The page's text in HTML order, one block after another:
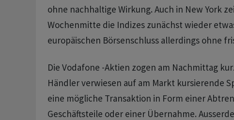
ohne nachhaltige Wirkung. Auch in New York
Wochenmitte die Indizes zunächst wieder
europäischen Börsenschluss allerdings ohne
Die Vodafone -Aktien zogen am Nachmittag
Händler verwiesen auf am Markt kursierende
eine mögliche Transaktion in Form einer
Geschäftsteile oder einer Übernahme.